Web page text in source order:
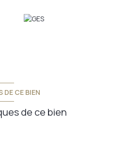
DE CE BIEN
de ce bien